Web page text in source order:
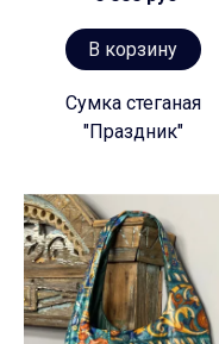
В корзину
Сумка стеганая
"Праздник"